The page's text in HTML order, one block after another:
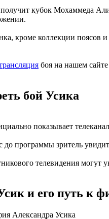
кубок Мохаммеда
кроме коллекции поясов
боя на нашем сайте
бой Усика
показывает
до программы зритель
телевидения могут
и его путь к